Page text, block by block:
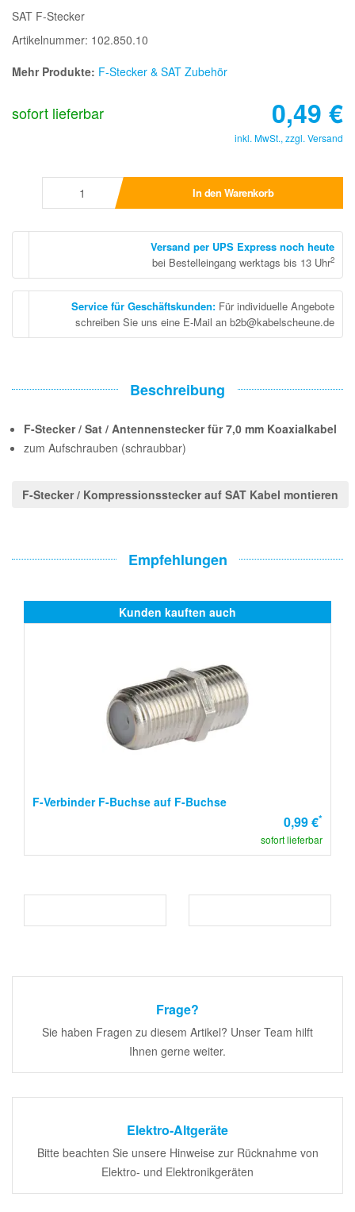
SAT F-Stecker
Artikelnummer: 102.850.10
Mehr Produkte: F-Stecker & SAT Zubehör
sofort lieferbar 0,49 €
inkl. MwSt., zzgl. Versand
In den Warenkorb
Versand per UPS Express noch heute
bei Bestelleingang werktags bis 13 Uhr2
Service für Geschäftskunden: Für individuelle Angebote
schreiben Sie uns eine E-Mail an b2b@kabelscheune.de
Beschreibung
F-Stecker / Sat / Antennenstecker für 7,0 mm Koaxialkabel
zum Aufschrauben (schraubbar)
F-Stecker / Kompressionsstecker auf SAT Kabel montieren
Empfehlungen
Kunden kauften auch
F-Verbinder F-Buchse auf F-Buchse
0,99 €*
sofort lieferbar
Frage?
Sie haben Fragen zu diesem Artikel? Unser Team hilft
Ihnen gerne weiter.
Elektro-Altgeräte
Bitte beachten Sie unsere Hinweise zur Rücknahme von
Elektro- und Elektronikgeräten